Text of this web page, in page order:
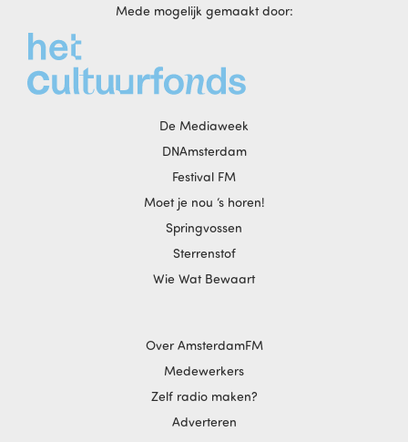
Mede mogelijk gemaakt door:
De Mediaweek
DNAmsterdam
Festival FM
Moet je nou ‘s horen!
Springvossen
Sterrenstof
Wie Wat Bewaart
Over AmsterdamFM
Medewerkers
Zelf radio maken?
Adverteren